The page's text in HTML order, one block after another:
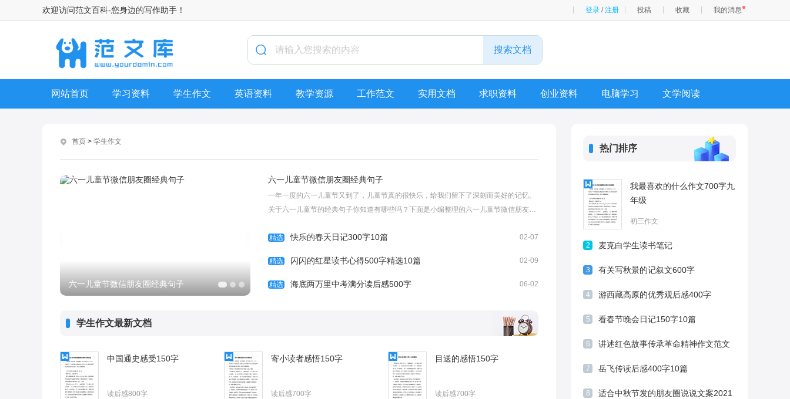
欢迎访问范文百科-您身边的写作助手！ 登录 /注册 投稿 收藏 我的消息
网站首页 学习资料 学生作文 英语资料 教学资源 工作范文 实用文档 求职资料 创业资料 电脑学习 文学阅读
首页 > 学生作文
六一儿童节微信朋友圈经典句子 闪闪的红星读书心得500字精选10篇 海底两万里中考满分读后感500字
六一儿童节微信朋友圈经典句子
一年一度的六一儿童节又到了，儿童节真的很快乐，给我们留下了深刻而美好的记忆。
关于六一儿童节的经典句子你知道有哪些吗？下面是小编整理的六一儿童节微信朋友圈
↓↓↓六一...[查看全文]
精选 快乐的春天日记300字10篇 02-07
精选 闪闪的红星读书心得500字精选10篇 02-09
精选 海底两万里中考满分读后感500字 06-02
学生作文最新文档
中国通史感受150字
读后感800字
寄小读者感悟150字
读后感700字
目送的感悟150字
读后感700字
热门排序
我最喜欢的什么作文700字九
年级
初三作文
2 麦克白学生读书笔记
3 有关写秋景的记叙文600字
4 游西藏高原的优秀观后感400字
5 看春节晚会日记150字10篇
6 讲述红色故事传承革命精神作文范文
7 岳飞传读后感400字10篇
8 适合中秋节发的朋友圈说说文案2021